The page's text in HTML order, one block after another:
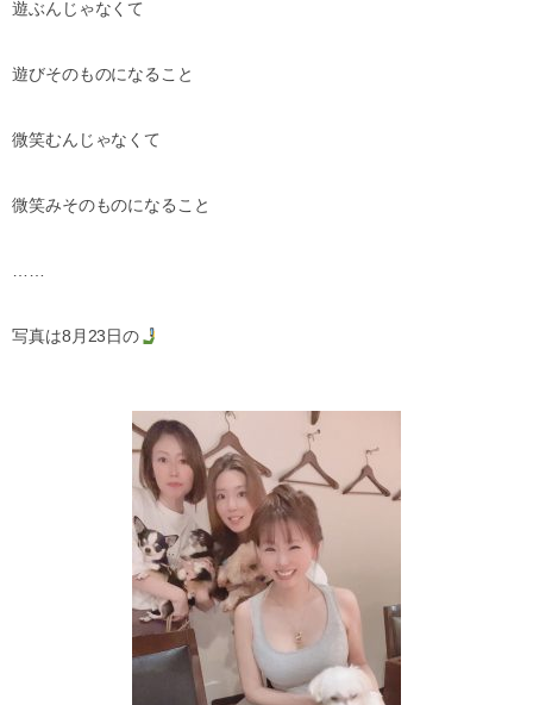
遊ぶんじゃなくて
遊びそのものになること
微笑むんじゃなくて
微笑みそのものになること
……
写真は8月23日の